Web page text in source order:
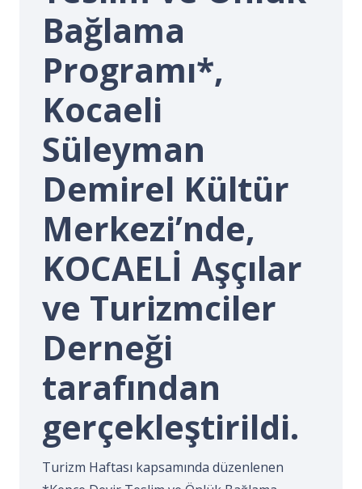
Bağlama
Programı*,
Kocaeli
Süleyman
Demirel Kültür
Merkezi’nde,
KOCAELİ Aşçılar
ve Turizmciler
Derneği
tarafından
gerçekleştirildi.
Turizm Haftası kapsamında düzenlenen